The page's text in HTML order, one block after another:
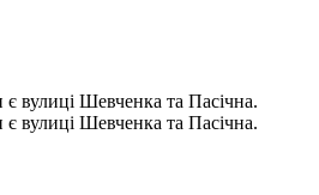
вулиці Шевченка та Пасічна.
вулиці Шевченка та Пасічна.